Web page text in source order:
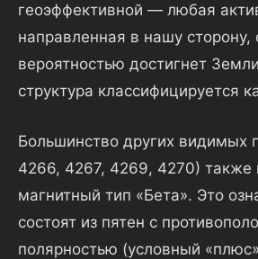
геоэффективной — любая
направленная в нашу сторону,
вероятностью достигнет
структура классифицируется
Большинство других видимых
4266, 4267, 4269, 4270)
магнитный тип «Бета». Это
состоят из пятен с
полярностью (условный